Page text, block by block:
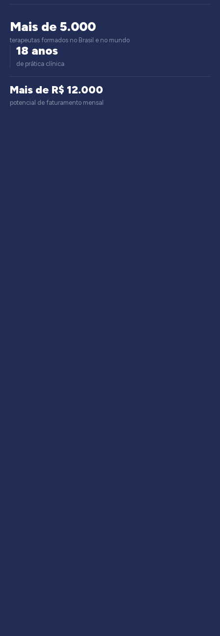
Mais de 5.000
terapeutas formados no Brasil e no mundo
18 anos
de prática clínica
Mais de R$ 12.000
potencial de faturamento mensal